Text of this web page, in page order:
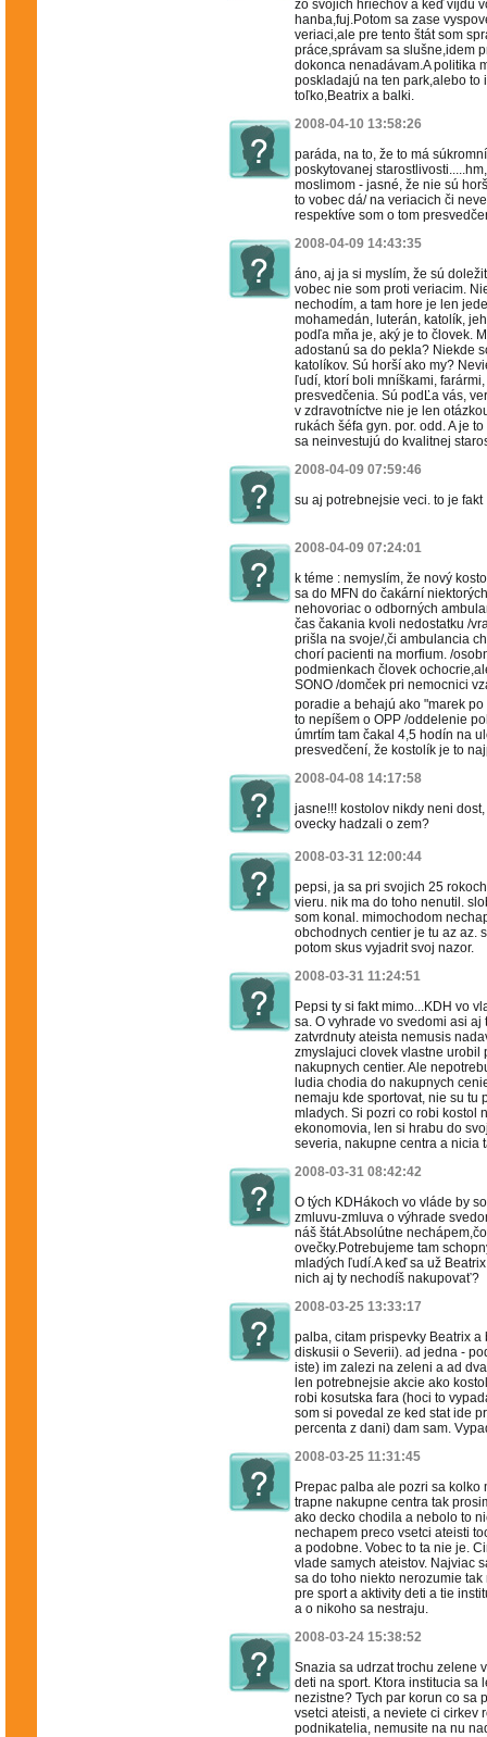
zo svojich hriechov a keď víjdu
hanba,fuj.Potom sa zase
veriaci,ale pre tento štát som
práce,správam sa slušne,idem
dokonca nenadávam.A politika
poskladajú na ten park,alebo to
toľko,Beatrix a balki.
2008-04-10 13:58:26
paráda, na to, že to má
poskytovanej
moslimom - jasné, že nie sú
to vobec dá/ na veriacich či
respektíve som o tom
2008-04-09 14:43:35
áno, aj ja si myslím, že sú
vobec nie som proti veriacim.
nechodím, a tam hore je len
mohamedán, luterán, katolík,
podľa mňa je, aký je to človek.
adostanú sa do pekla? Niekde
katolíkov. Sú horší ako my?
ľudí, ktorí boli mníškami,
presvedčenia. Sú podĽa vás,
v zdravotníctve nie je len
rukách šéfa gyn. por. odd. A je
sa neinvestujú do kvalitnej
2008-04-09 07:59:46
su aj potrebnejsie veci. to je fakt
2008-04-09 07:24:01
k téme : nemyslím, že nový
sa do MFN do čakární
nehovoriac o odborných
čas čakania kvoli nedostatku /
prišla na svoje/,či ambulancia
chorí pacienti na morfium. /
podmienkach človek
SONO /domček pri nemocnici
poradie a behajú ako "marek
to nepíšem o OPP /oddelenie
úmrtím tam čakal 4,5 hodín na
presvedčení, že kostolík je to
2008-04-08 14:17:58
jasne!!! kostolov nikdy neni
ovecky hadzali o zem?
2008-03-31 12:00:44
pepsi, ja sa pri svojich 25
vieru. nik ma do toho nenutil.
som konal. mimochodom
obchodnych centier je tu az az.
potom skus vyjadrit svoj nazor.
2008-03-31 11:24:51
Pepsi ty si fakt mimo...KDH vo
sa. O vyhrade vo svedomi asi aj
zatvrdnuty ateista nemusis
zmyslajuci clovek vlastne urobil
nakupnych centier. Ale
ludia chodia do nakupnych
nemaju kde sportovat, nie su tu
mladych. Si pozri co robi kostol
ekonomovia, len si hrabu do
severia, nakupne centra a nicia
2008-03-31 08:42:42
O tých KDHákoch vo vláde by
zmluvu-zmluva o výhrade
náš štát.Absolútne
ovečky.Potrebujeme tam
mladých ľudí.A keď sa už
nich aj ty nechodíš nakupovať?
2008-03-25 13:33:17
palba, citam prispevky Beatrix
diskusii o Severii). ad jedna -
iste) im zalezi na zeleni a ad
len potrebnejsie akcie ako
robi kosutska fara (hoci to
som si povedal ze ked stat ide
percenta z dani) dam sam.
2008-03-25 11:31:45
Prepac palba ale pozri sa kolko
trapne nakupne centra tak
ako decko chodila a nebolo to
nechapem preco vsetci ateisti
a podobne. Vobec to ta nie je.
vlade samych ateistov. Najviac
sa do toho niekto nerozumie
pre sport a aktivity deti a tie
a o nikoho sa nestraju.
2008-03-24 15:38:52
Snazia sa udrzat trochu zelene
deti na sport. Ktora institucia sa
nezistne? Tych par korun co sa
vsetci ateisti, a neviete ci cirkev
podnikatelia, nemusite na nu